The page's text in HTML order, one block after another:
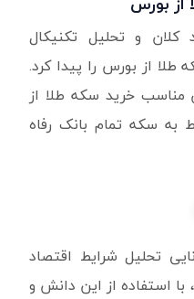
کلان و تحلیل تکنیکال
از بورس را پیدا کرد.
خرید سکه طلا از
به سکه تمام بانک رفاه
تحلیل شرایط اقتصاد
با استفاده از این دانش و